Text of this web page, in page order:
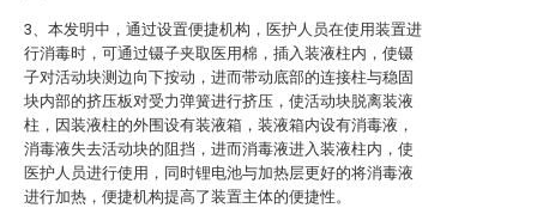
3、本发明中，通过设置便捷机构，医护人员在使用装置进
行消毒时，可通过镊子夹取医用棉，插入装液柱内，使镊
子对活动块测边向下按动，进而带动底部的连接柱与稳固
块内部的挤压板对受力弹簧进行挤压，使活动块脱离装液
柱，因装液柱的外围设有装液箱，装液箱内设有消毒液，
消毒液失去活动块的阻挡，进而消毒液进入装液柱内，使
医护人员进行使用，同时锂电池与加热层更好的将消毒液
进行加热，便捷机构提高了装置主体的便捷性。